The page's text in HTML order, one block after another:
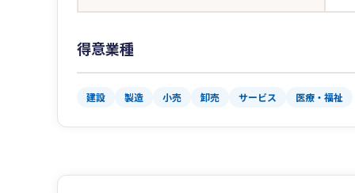
得意業種
建設 製造 小売 卸売 サービス 医療・福祉